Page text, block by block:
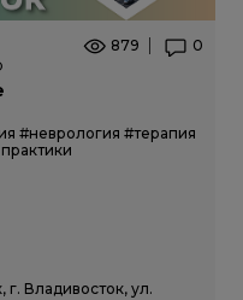
879 0
#неврология #терапия
г. Владивосток, ул.